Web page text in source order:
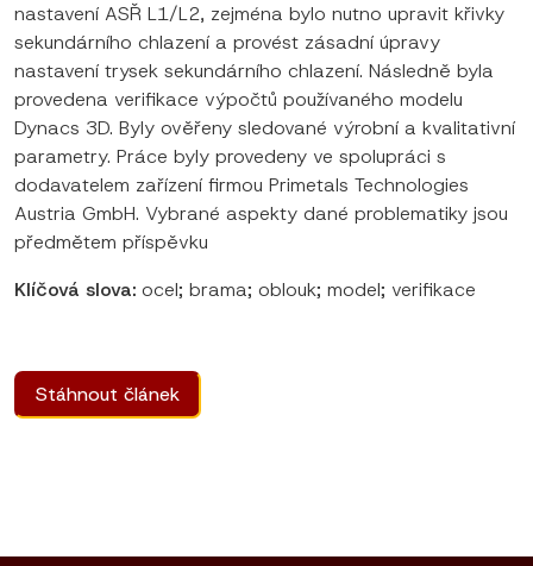
nastavení ASŘ L1/L2, zejména bylo nutno upravit křivky
sekundárního chlazení a provést zásadní úpravy
nastavení trysek sekundárního chlazení. Následně byla
provedena verifikace výpočtů používaného modelu
Dynacs 3D. Byly ověřeny sledované výrobní a kvalitativní
parametry. Práce byly provedeny ve spolupráci s
dodavatelem zařízení firmou Primetals Technologies
Austria GmbH. Vybrané aspekty dané problematiky jsou
předmětem příspěvku
Klíčová slova: ocel; brama; oblouk; model; verifikace
Stáhnout článek